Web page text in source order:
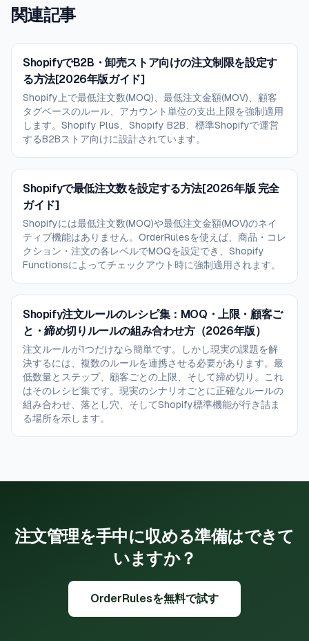
関連記事
ShopifyでB2B・卸売ストア向けの注文制限を設定す
る方法[2026年版ガイド]
Shopify上で最低注文数(MOQ)、最低注文金額(MOV)、顧客
タグベースのルール、アカウント単位の支出上限を強制適用
します。Shopify Plus、Shopify B2B、標準Shopifyで運営
するB2Bストア向けに設計されています。
Shopifyで最低注文数を設定する方法[2026年版 完全
ガイド]
Shopifyには最低注文数(MOQ)や最低注文金額(MOV)のネイ
ティブ機能はありません。OrderRulesを使えば、商品・コレ
クション・注文の各レベルでMOQを設定でき、Shopify
Functionsによってチェックアウト時に強制適用されます。
Shopify注文ルールのレシピ集：MOQ・上限・顧客ご
と・締め切りルールの組み合わせ方（2026年版）
注文ルールが1つだけなら簡単です。しかし現実の課題を解
決するには、複数のルールを連携させる必要があります。最
低数量とステップ、顧客ごとの上限、そして締め切り。これ
はそのレシピ集です。現実のシナリオごとに正確なルールの
組み合わせ、落とし穴、そしてShopify標準機能が行き詰ま
る場所を示します。
注文管理を手中に収める準備はできて
いますか？
OrderRulesを無料で試す